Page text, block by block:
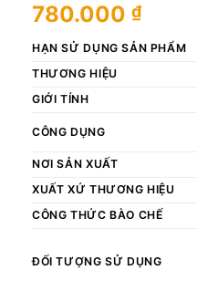
780.000 ₫
HẠN SỬ DỤNG SẢN PHẨM
THƯƠNG HIỆU
GIỚI TÍNH
CÔNG DỤNG
NƠI SẢN XUẤT
XUẤT XỨ THƯƠNG HIỆU
CÔNG THỨC BÀO CHẾ
ĐỐI TƯỢNG SỬ DỤNG